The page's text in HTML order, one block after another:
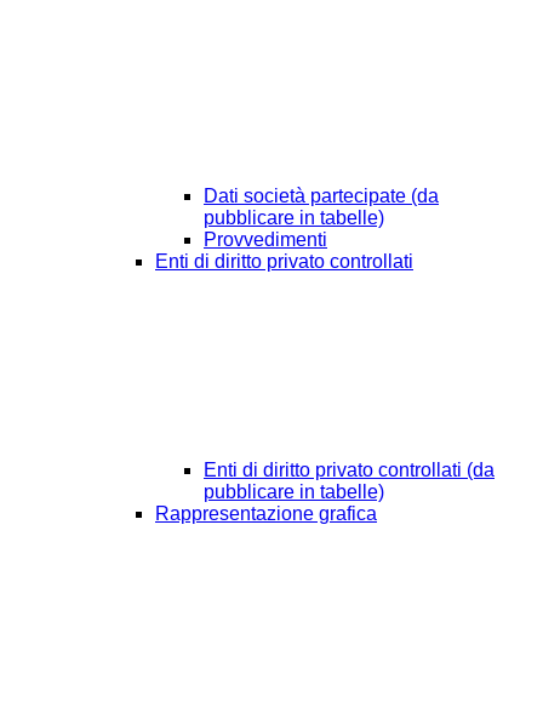
Dati società partecipate (da
pubblicare in tabelle)
Provvedimenti
Enti di diritto privato controllati
Enti di diritto privato controllati (da
pubblicare in tabelle)
Rappresentazione grafica